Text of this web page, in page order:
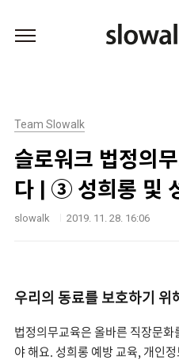
Team Slowalk
슬로워크 법정의
다 | ③ 성희롱 및
slowalk 2019. 11. 28. 16:06
우리의 동료를 보호하기 위
법정의무교육은 올바른 직장문
야 해요. 성희롱 예방 교육, 개인